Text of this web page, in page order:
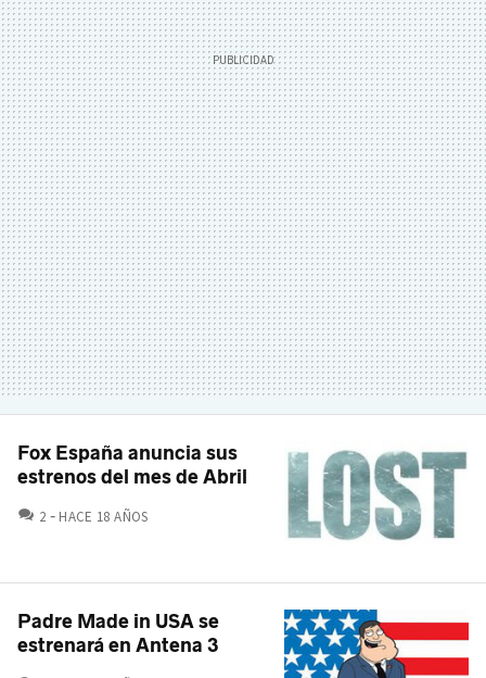
Fox España anuncia sus
estrenos del mes de Abril
2 COMENTARIOS
HACE 18 AÑOS
Padre Made in USA se
estrenará en Antena 3